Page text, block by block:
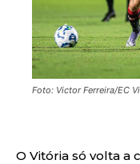
Foto: Victor Ferreira/EC
O Vitória só volta a